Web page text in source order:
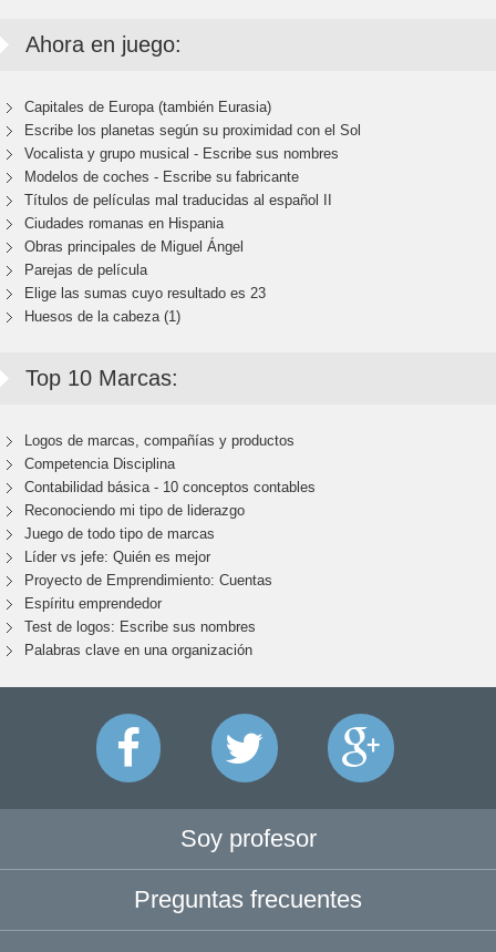
Ahora en juego:
Capitales de Europa (también Eurasia)
Escribe los planetas según su proximidad con el Sol
Vocalista y grupo musical - Escribe sus nombres
Modelos de coches - Escribe su fabricante
Títulos de películas mal traducidas al español II
Ciudades romanas en Hispania
Obras principales de Miguel Ángel
Parejas de película
Elige las sumas cuyo resultado es 23
Huesos de la cabeza (1)
Top 10 Marcas:
Logos de marcas, compañías y productos
Competencia Disciplina
Contabilidad básica - 10 conceptos contables
Reconociendo mi tipo de liderazgo
Juego de todo tipo de marcas
Líder vs jefe: Quién es mejor
Proyecto de Emprendimiento: Cuentas
Espíritu emprendedor
Test de logos: Escribe sus nombres
Palabras clave en una organización
Soy profesor
Preguntas frecuentes